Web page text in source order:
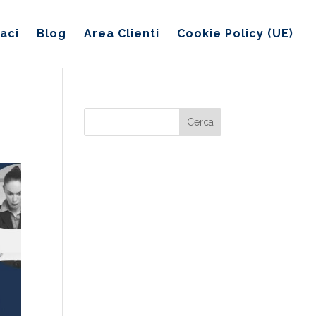
Blog Area Clienti Cookie Policy (UE)